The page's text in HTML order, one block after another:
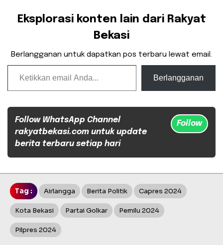
Eksplorasi konten lain dari Rakyat
Bekasi
Berlangganan untuk dapatkan pos terbaru lewat email.
Ketikkan email Anda...
Berlangganan
Follow WhatsApp Channel
rakyatbekasi.com untuk update
berita terbaru setiap hari
Follow
Tag : Airlangga Berita Politik Capres 2024
Kota Bekasi Partai Golkar Pemilu 2024
Pilpres 2024